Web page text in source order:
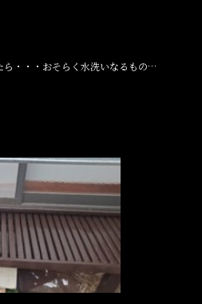
ら・・・おそらく水洗いなるもの…